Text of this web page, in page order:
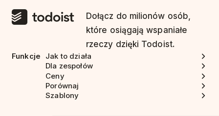
Dołącz do milionów osób,
które osiągają wspaniałe
rzeczy dzięki Todoist.
Funkcje
Jak to działa
Dla zespołów
Ceny
Porównaj
Szablony